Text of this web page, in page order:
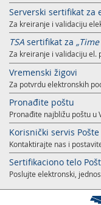
Serverski sertifikat za
Za kreiranje i validaciju
TSA sertifikat za
Za kreiranje i validaciju el.
Vremenski žigovi
Za potvrdu elektronskih
Pronađite poštu
Pronađite najbližu poštu u
Korisnički servis Pošte
Kontaktirajte nas i
Sertifikaciono telo
Poslujte elektronski,